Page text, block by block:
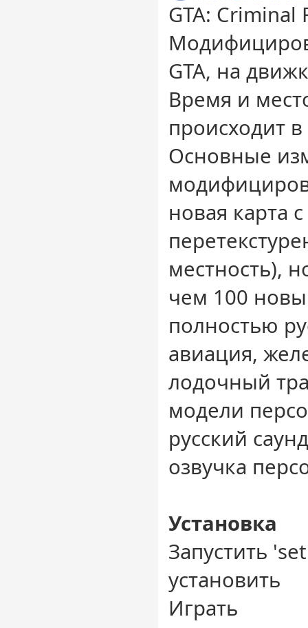
GTA: Criminal
GTA, на
Время и
происходит
Основные
новая карта
местность),
чем 100
полностью
авиация,
лодочный
модели
русский
озвучка
Установка
Запустить
установить
Играть